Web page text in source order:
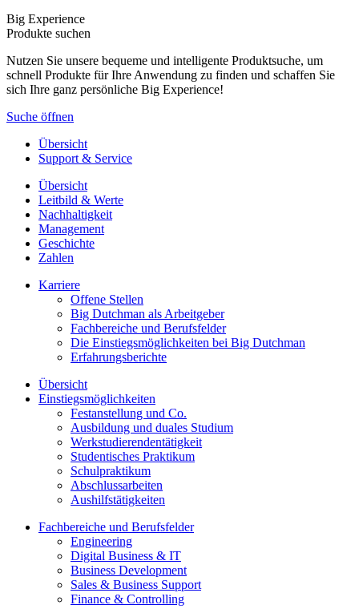
Big Experience
Produkte suchen
Nutzen Sie unsere bequeme und intelligente Produktsuche, um
schnell Produkte für Ihre Anwendung zu finden und schaffen Sie
sich Ihre ganz persönliche Big Experience!
Suche öffnen
Übersicht
Support & Service
Übersicht
Leitbild & Werte
Nachhaltigkeit
Management
Geschichte
Zahlen
Karriere
Offene Stellen
Big Dutchman als Arbeitgeber
Fachbereiche und Berufsfelder
Die Einstiegsmöglichkeiten bei Big Dutchman
Erfahrungsberichte
Übersicht
Einstiegsmöglichkeiten
Festanstellung und Co.
Ausbildung und duales Studium
Werkstudierendentätigkeit
Studentisches Praktikum
Schulpraktikum
Abschlussarbeiten
Aushilfstätigkeiten
Fachbereiche und Berufsfelder
Engineering
Digital Business & IT
Business Development
Sales & Business Support
Finance & Controlling